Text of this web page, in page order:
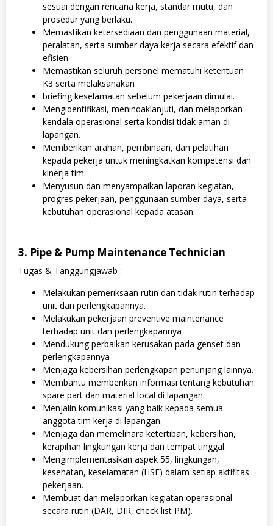
sesuai dengan rencana kerja, standar mutu, dan
prosedur yang berlaku.
Memastikan ketersediaan dan penggunaan material,
peralatan, serta sumber daya kerja secara efektif dan
efisien.
Memastikan seluruh personel mematuhi ketentuan
K3 serta melaksanakan
briefing keselamatan sebelum pekerjaan dimulai.
Mengidentifikasi, menindaklanjuti, dan melaporkan
kendala operasional serta kondisi tidak aman di
lapangan.
Memberikan arahan, pembinaan, dan pelatihan
kepada pekerja untuk meningkatkan kompetensi dan
kinerja tim.
Menyusun dan menyampaikan laporan kegiatan,
progres pekerjaan, penggunaan sumber daya, serta
kebutuhan operasional kepada atasan.
3. Pipe & Pump Maintenance Technician
Tugas & Tanggungjawab :
Melakukan pemeriksaan rutin dan tidak rutin terhadap
unit dan perlengkapannya.
Melakukan pekerjaan preventive maintenance
terhadap unit dan perlengkapannya
Mendukung perbaikan kerusakan pada genset dan
perlengkapannya
Menjaga kebersihan perlengkapan penunjang lainnya.
Membantu memberikan informasi tentang kebutuhan
spare part dan material local di lapangan.
Menjalin komunikasi yang baik kepada semua
anggota tim kerja di lapangan.
Menjaga dan memelihara ketertiban, kebersihan,
kerapihan lingkungan kerja dan tempat tinggal.
Mengimplementasikan aspek 55, lingkungan,
kesehatan, keselamatan (HSE) dalam setiap aktifitas
pekerjaan.
Membuat dan melaporkan kegiatan operasional
secara rutin (DAR, DIR, check list PM).